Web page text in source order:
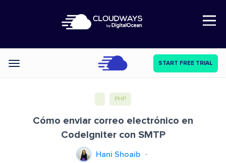
Open Nav
Categories START FREE TRIAL
PHP
Cómo enviar correo electrónico en
CodeIgniter con SMTP
Hani Shoaib